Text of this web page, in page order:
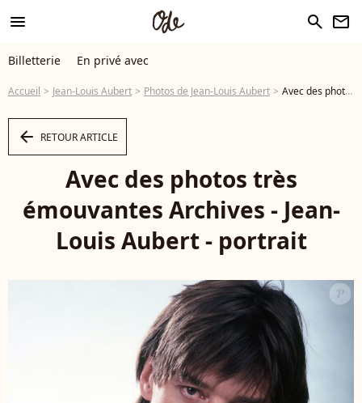
menu search newsletter
Billetterie En privé avec
Accueil Jean-Louis Aubert Photos de Jean-Louis Aubert Avec des photos très émouvantes Archives - Jean-Louis Aubert - portrait - Photo
arrow_left RETOUR ARTICLE
Avec des photos très
émouvantes Archives - Jean-
Louis Aubert - portrait